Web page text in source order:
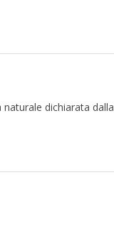
dichiarata dalla